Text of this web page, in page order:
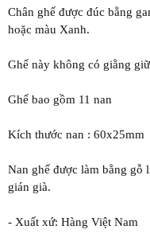
Chân ghế được đúc bằng
hoặc màu Xanh.
Ghế này không có giằng
Ghế bao gồm 11 nan
Kích thước nan : 60x25mm
Nan ghế được làm bằng gỗ
gián già.
- Xuất xứ: Hàng Việt Nam